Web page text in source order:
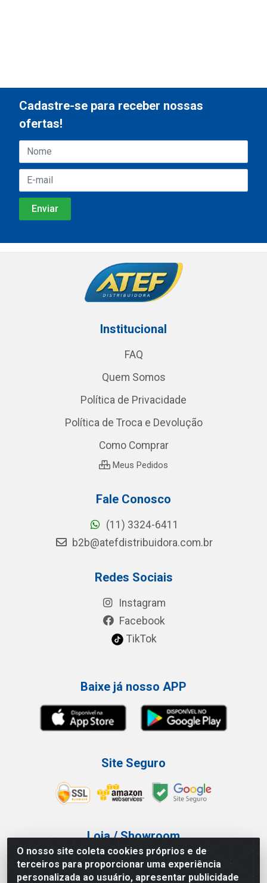
O nosso site coleta cookies próprios e de
terceiros para proporcionar uma experiência
personalizada ao usuário, apresentar publicidade
Cadastre-se para receber nossas
ofertas!
Institucional
FAQ
Quem Somos
Política de Privacidade
Política de Troca e Devolução
Como Comprar
Meus Pedidos
Fale Conosco
(11) 3324-6411
b2b@atefdistribuidora.com.br
Redes Sociais
Instagram
Facebook
TikTok
Baixe já nosso APP
Site Seguro
Loja / Showroom
Tel.: (11) 3227-0546
Av Vautier, 587/597 - Pari - São Paulo/SP